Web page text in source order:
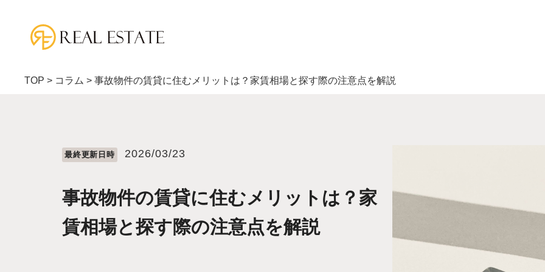
TOP > コラム > 事故物件の賃貸に住むメリットは？家賃相場と探す際の注意点を解説
最終更新⽇時 2026/03/23
事故物件の賃貸に住むメリットは？家
賃相場と探す際の注意点を解説